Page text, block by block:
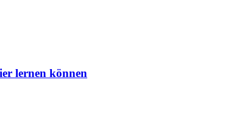
lernen können